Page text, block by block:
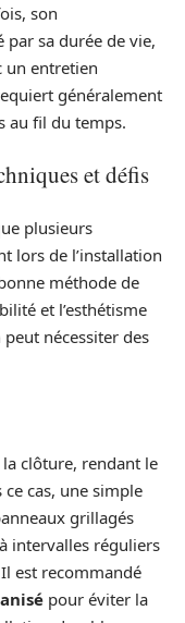
son
sa durée de vie,
un entretien
généralement
au fil du temps.
et défis
plusieurs
lors de l’installation
méthode de
et l’esthétisme
nécessiter des
clôture, rendant le
cas, une simple
grillagés
intervalles réguliers
est recommandé
pour éviter la